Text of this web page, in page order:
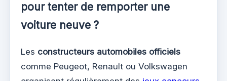
pour tenter de remporter une
voiture neuve ?
Les constructeurs automobiles officiels
comme Peugeot, Renault ou Volkswagen